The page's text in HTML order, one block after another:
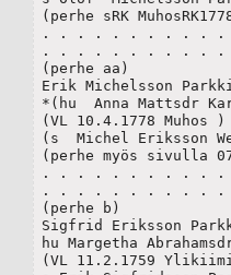
(perhe sRK
. . . . . . . . . .
. . . . . . . . . .
(perhe aa)
Erik Michelsson
*(hu  Anna Mattsdr
(VL 10.4.1778 Muhos )
(s  Michel Eriksson
(perhe myös sivulla
. . . . . . . . . .
. . . . . . . . . .
(perhe b)
Sigfrid Eriksson
hu Margetha
(VL 11.2.1759